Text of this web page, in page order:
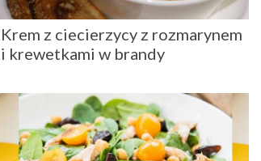
Krem z ciecierzycy z rozmarynem
i krewetkami w brandy